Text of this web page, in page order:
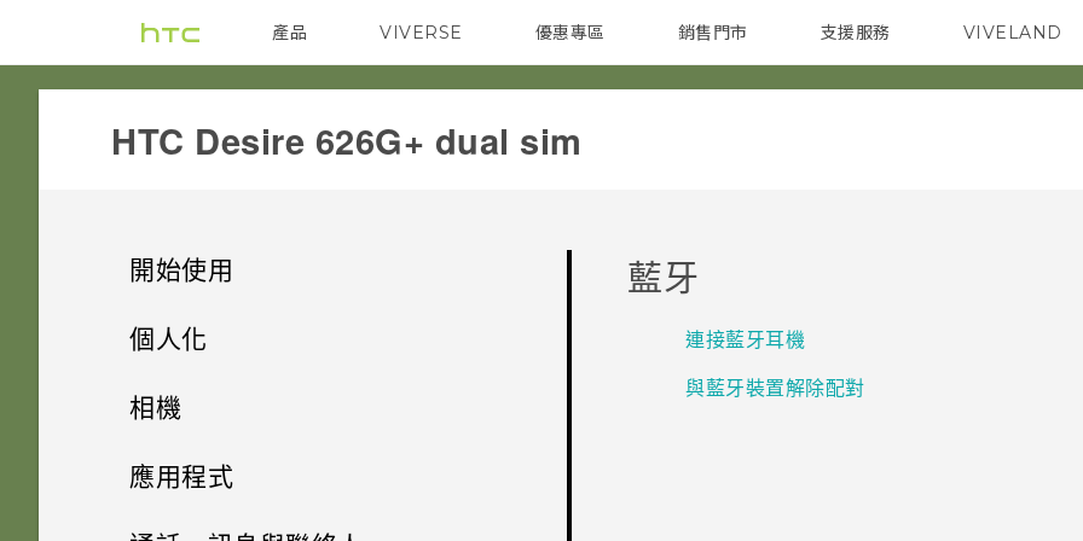
產品
VIVE G REIGNS 智慧型手機 配件
VIVERSE 優惠專區
焦點訊息 校園專案 企業採購
銷售門市
銷售通路 支援服務 VIVELAND
HTC Desire 626G+ dual sim‎
開始使用
打開包裝
雙 Nano SIM 卡
記憶卡
個人化
設定手機
初次設定 HTC Desire 626G+
dual sim
相機
相機
使用 Android 相機
應用程式
HTC BlinkFeed
藍牙
連接藍牙耳機
與藍牙裝置解除配對